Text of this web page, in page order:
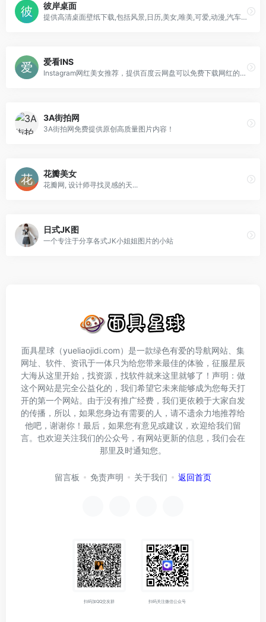
彼岸桌面
提供高清桌面壁纸下载,包括风景,日历,美女,唯美,可爱,动漫,汽车,花卉,节日,动物,游戏,qq,阿狸,好看等精美壁纸!
爱看INS
Instagram网红美女推荐，提供百度云网盘可以免费下载网红的图集
3A街拍网
3A街拍网免费提供原创高质量图片内容！
花瓣美女
花瓣网, 设计师寻找灵感的天...
日式JK图
一个专注于分享各式JK小姐姐图片的小站
面具星球（yueliaojidi.com）是一款绿色有爱的导航网站、集
网址、软件、资讯于一体只为给您带来最佳的体验，征服星辰
大海从这里开始，找资源，找软件就来这里就够了！声明：做
这个网站是完全公益化的，我们希望它未来能够成为您每天打
开的第一个网站。由于没有推广经费，我们更依赖于大家自发
的传播，所以，如果您身边有需要的人，请不遗余力地推荐给
他吧，谢谢你！最后，如果您有意见或建议，欢迎给我们留
言。也欢迎关注我们的公众号，有网站更新的信息，我们会在
那里及时通知您。
留言板 免责声明 关于我们 返回首页
扫码加QQ交友群 扫码关注微信公众号